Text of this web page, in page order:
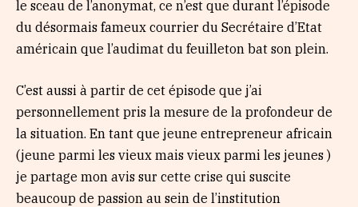
le sceau de l’anonymat, ce n’est que durant l’épisode
du désormais fameux courrier du Secrétaire d’Etat
américain que l’audimat du feuilleton bat son plein.
C’est aussi à partir de cet épisode que j’ai
personnellement pris la mesure de la profondeur de
la situation. En tant que jeune entrepreneur africain
(jeune parmi les vieux mais vieux parmi les jeunes )
je partage mon avis sur cette crise qui suscite
beaucoup de passion au sein de l’institution